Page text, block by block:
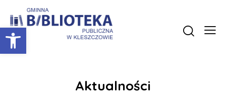
Otwórz pasek narzędzi
Aktualności